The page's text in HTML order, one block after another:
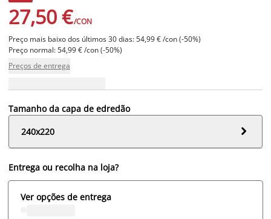
27,50 €/CON
Preço mais baixo dos últimos 30 dias: 54,99 € /con (-50%)
Preço normal: 54,99 € /con (-50%)
Preços de entrega
Tamanho da capa de edredão
240x220

Entrega ou recolha na loja?
Ver opções de entrega